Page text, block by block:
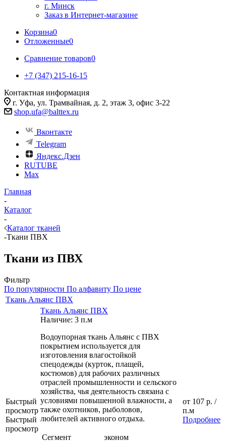
г. Минск
Заказ в Интернет-магазине
Корзина0
Отложенные0
Сравнение товаров0
+7 (347) 215-16-15
Контактная информация
г. Уфа, ул. Трамвайная, д. 2, этаж 3, офис 3-22
shop.ufa@balttex.ru
Вконтакте
Telegram
Яндекс.Дзен
RUTUBE
Max
Главная
-
Каталог
-
Каталог тканей
-Ткани ПВХ
Ткани из ПВХ
Фильтр
По популярности По алфавиту По цене
Ткань Альянс ПВХ
Быстрый
просмотр
Быстрый
просмотр
Ткань Альянс ПВХ
Наличие: 3 п.м
Водоупорная ткань Альянс с ПВХ
покрытием используется для
изготовления влагостойкой
спецодежды (курток, плащей,
костюмов) для рабочих различных
отраслей промышленности и сельского
хозяйства, чья деятельность связана с
условиями повышенной влажности, а
также охотников, рыболовов,
любителей активного отдыха.
Сегмент
эконом
от 107 р. /
п.м
Подробнее